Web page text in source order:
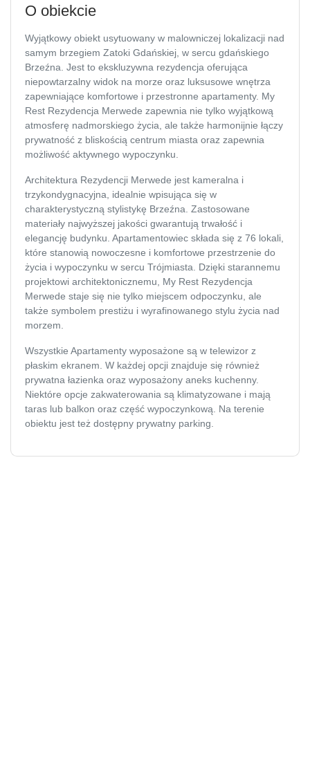
O obiekcie
Wyjątkowy obiekt usytuowany w malowniczej lokalizacji nad
samym brzegiem Zatoki Gdańskiej, w sercu gdańskiego
Brzeźna. Jest to ekskluzywna rezydencja oferująca
niepowtarzalny widok na morze oraz luksusowe wnętrza
zapewniające komfortowe i przestronne apartamenty. My
Rest Rezydencja Merwede zapewnia nie tylko wyjątkową
atmosferę nadmorskiego życia, ale także harmonijnie łączy
prywatność z bliskością centrum miasta oraz zapewnia
możliwość aktywnego wypoczynku.
Architektura Rezydencji Merwede jest kameralna i
trzykondygnacyjna, idealnie wpisująca się w
charakterystyczną stylistykę Brzeźna. Zastosowane
materiały najwyższej jakości gwarantują trwałość i
elegancję budynku. Apartamentowiec składa się z 76 lokali,
które stanowią nowoczesne i komfortowe przestrzenie do
życia i wypoczynku w sercu Trójmiasta. Dzięki starannemu
projektowi architektonicznemu, My Rest Rezydencja
Merwede staje się nie tylko miejscem odpoczynku, ale
także symbolem prestiżu i wyrafinowanego stylu życia nad
morzem.
Wszystkie Apartamenty wyposażone są w telewizor z
płaskim ekranem. W każdej opcji znajduje się również
prywatna łazienka oraz wyposażony aneks kuchenny.
Niektóre opcje zakwaterowania są klimatyzowane i mają
taras lub balkon oraz część wypoczynkową. Na terenie
obiektu jest też dostępny prywatny parking.